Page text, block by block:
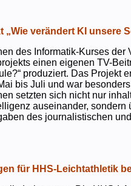
„Wie verändert KI unsere
des Informatik-Kurses der
einen eigenen TV-
produziert. Das Projekt
bis Juli und war
setzten sich nicht nur
auseinander, sondern
des journalistischen
für HHS-Leichtathletik